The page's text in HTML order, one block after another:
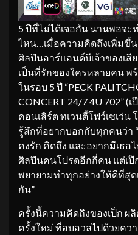
5 ปีที่ไม่ได้เจอกัน นานพอจ
ไหน…เมื่อความคิดถึงเพิ่มขึ้น
ศิลปินอาร์แอนด์บีเจ้าของเสี
เป็นที่รักของใครหลายคน
ในรอบ 5 ปี “PECK
CONCERT 24/7 4U 702” (
คอนเสิร์ต ทเวนตี้โฟว์เซเว่น
รู้สึกที่อยากบอกกับทุกคนว่า
คงรัก คิดถึง และอยากมีเธอ
ศิลปินคนโปรดอีกกี่คน แต่เป๊
พยายามทำทุกอย่างให้ดีที่สุ
กัน”
ครั้งนี้ความคิดถึงของเป็ก ผ
ครั้งใหม่ ที่อบอวลไปด้วยคว